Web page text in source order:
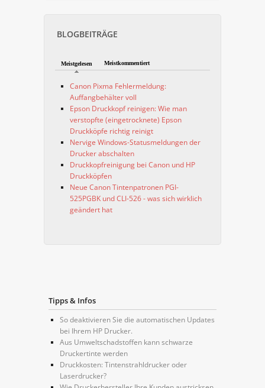
BLOGBEITRÄGE
Meistgelesen Meistkommentiert
Canon Pixma Fehlermeldung:
Auffangbehälter voll
Epson Druckkopf reinigen: Wie man
verstopfte (eingetrocknete) Epson
Druckköpfe richtig reinigt
Nervige Windows-Statusmeldungen der
Drucker abschalten
Druckkopfreinigung bei Canon und HP
Druckköpfen
Neue Canon Tintenpatronen PGI-
525PGBK und CLI-526 - was sich wirklich
geändert hat
Tipps & Infos
So deaktivieren Sie die automatischen Updates
bei Ihrem HP Drucker.
Aus Umweltschadstoffen kann schwarze
Druckertinte werden
Druckkosten: Tintenstrahldrucker oder
Laserdrucker?